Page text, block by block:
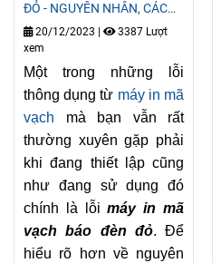
ĐỎ - NGUYÊN NHÂN, CÁCH
KHẮC PHỤC
20/12/2023
3387 Lượt
xem
Một trong những lỗi
thông dụng từ máy in mã
vạch mà bạn vẫn rất
thường xuyên gặp phải
khi đang thiết lập cũng
như đang sử dụng đó
chính là lỗimáy in mã
vạch báo đèn đỏ. Để
hiểu rõ hơn về nguyên